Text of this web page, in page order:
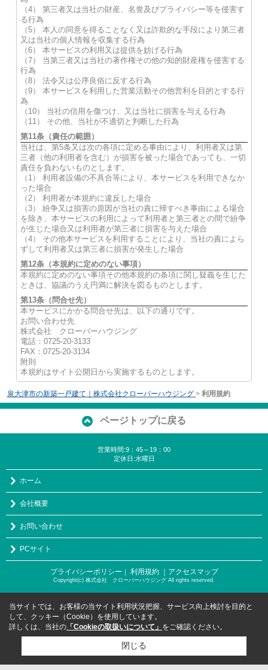
（4） 第三者又は当社の財産、名誉及びプライバシー等を侵害す
る行為
（5） 本人の同意を得ることなく又は詐欺的な手段により第三者
又は当社の個人情報を収集する行為
（6） 本サービスの利用又は提供を妨げる行為
（7） 当第三者又は当社の著作権その他の知的財産権を侵害する
行為
（8） 法令又は公序良俗に反する行為
（9） 本サービスを利用した営業活動その他営利を目的とする行
為
（10） 当社の信用を傷つけ、又は当社に損害を与える行為
（11） その他、当社が不適切と判断した行為
第11条（責任の範囲）
当社は、第5条又は次の各項に定める事由により、利用者又は第
三者（他の利用者を含む）が損害を被った場合であっても、一切
責任を負わないものとします。
（1） 利用者設備の不具合等により、本サービスを利用できなか
った場合
（2） 利用者が本規約に違反した場合
（3） 紛争又は損害の原因が当社の責に帰すべき事由による場合
を除き、本サービスの利用によって利用者と第三者との間で紛争
が生じた場合又は利用者が第三者に損害を与えた場合
（4） その他本サービスを利用することにより、当社の責によら
ずして利用者又は第三者に損害が発生した場合
第12条（本規約に定めのない事項）
本規約に定めのない事項その他本規約の条項に関し疑義を生じた
ときは、協議のうえ円満に解決を図るものとします。
第13条（問合せ先）
本サービスにかかる問合せ先は、以下の通りです。
お問い合わせ先
株式会社 クローバーハウジング
電話：0725-20-3133
FAX：0725-20-3134
附則
本規約はサイト公開日から実施するものとします。
泉大津市の新築一戸建て｜株式会社クローバーハウジング > 利用規約
ページトップに戻る
営業時間:9：45～19：00
定休日:水曜日
ホーム
会社概要
お問い合わせ
PCサイト
プライバシーポリシー ｜ 利用規約 ｜アクセスマップ
Copyright(c) 株式会社 クローバーハウジング All rights reserved.
当サイトでは、お客様の当サイト利用状況把握、サービス向上検討を目的と
して、クッキー（Cookie）を使用しています。
詳しくは、当社の 「Cookieの取扱いについて」 をご確認ください。
閉じる